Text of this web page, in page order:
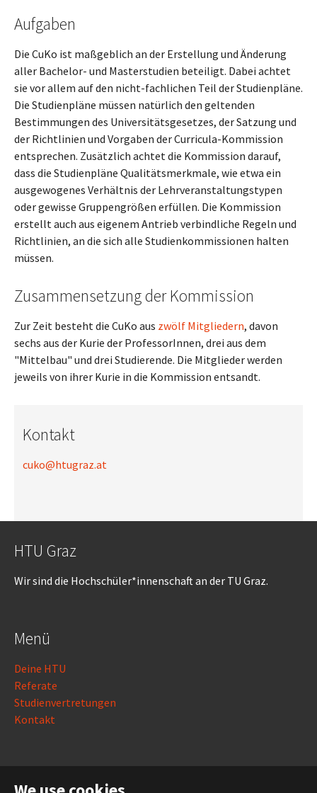
Aufgaben
Die CuKo ist maßgeblich an der Erstellung und Änderung
aller Bachelor- und Masterstudien beteiligt. Dabei achtet
sie vor allem auf den nicht-fachlichen Teil der Studienpläne.
Die Studienpläne müssen natürlich den geltenden
Bestimmungen des Universitätsgesetzes, der Satzung und
der Richtlinien und Vorgaben der Curricula-Kommission
entsprechen. Zusätzlich achtet die Kommission darauf,
dass die Studienpläne Qualitätsmerkmale, wie etwa ein
ausgewogenes Verhältnis der Lehrveranstaltungstypen
oder gewisse Gruppengrößen erfüllen. Die Kommission
erstellt auch aus eigenem Antrieb verbindliche Regeln und
Richtlinien, an die sich alle Studienkommissionen halten
müssen.
Zusammensetzung der Kommission
Zur Zeit besteht die CuKo aus zwölf Mitgliedern, davon
sechs aus der Kurie der ProfessorInnen, drei aus dem
"Mittelbau" und drei Studierende. Die Mitglieder werden
jeweils von ihrer Kurie in die Kommission entsandt.
Kontakt
cuko@htugraz.at
HTU Graz
Wir sind die Hochschüler*innenschaft an der TU Graz.
Menü
Deine HTU
Referate
Studienvertretungen
Kontakt